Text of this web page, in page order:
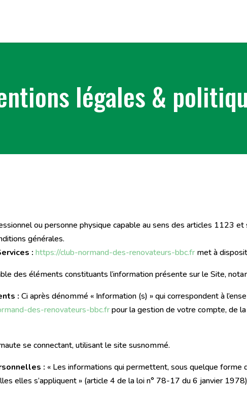
légales &
ou personne physique capable au sens des articles 1123
générales.
: https://club-normand-des-renovateurs-bbc.fr met à
des éléments constituants l’information présente sur le Site,
: Ci après dénommé « Information (s) » qui correspondent à
des-renovateurs-bbc.frpour la gestion de votre compte, de
se connectant, utilisant le site susnommé.
: « Les informations qui permettent, sous quelque forme
elles s’appliquent » (article 4 de la loi n° 78-17 du 6 janvier